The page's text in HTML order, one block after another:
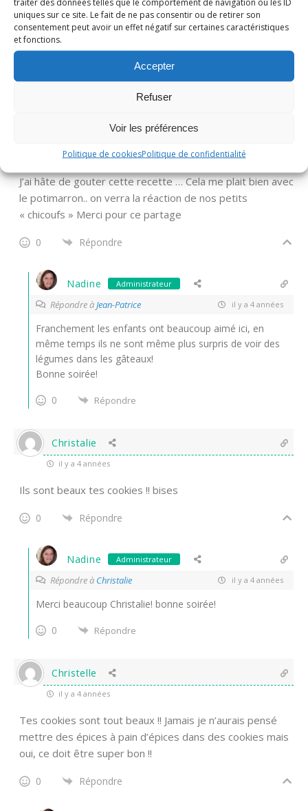
uniques sur ce site. Le fait de ne pas consentir ou de retirer son
consentement peut avoir un effet négatif sur certaines caractéristiques
et fonctions.
Accepter
Refuser
Voir les préférences
Politique de cookiesPolitique de confidentialité
Répondre àYolande il y a 4 années
Un délice olfactif!
Répondre
J’ai hâte de gouter cette recette … Cela me plait bien avec
le potimarron.. on verra la réaction de nos petits
« chicoufs » Merci pour ce partage
0 Répondre
Nadine Administrateur
Répondre àJean-Patrice il y a 4 années
Franchement les enfants ont beaucoup aimé ici, en
même temps ils ne sont même plus surpris de voir des
légumes dans les gâteaux!
Bonne soirée!
0
Répondre
Christalie
il y a 4 années
Ils sont beaux tes cookies !! bises
0 Répondre
Nadine Administrateur
Répondre à Christalie il y a 4 années
Merci beaucoup Christalie! bonne soirée!
0
Répondre
Christelle
il y a 4 années
Tes cookies sont tout beaux !! Jamais je n’aurais pensé
mettre des épices à pain d’épices dans des cookies mais
oui, ce doit être super bon !!
0 Répondre